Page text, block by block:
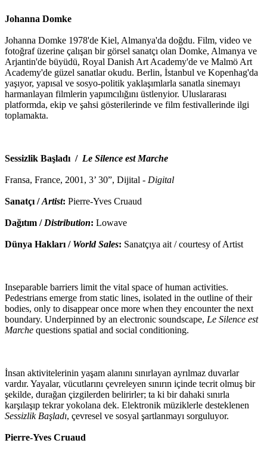
Johanna Domke
Johanna Domke 1978'de Kiel, Almanya'da doğdu. Film, video ve
fotoğraf üzerine çalışan bir görsel sanatçı olan Domke, Almanya ve
Arjantin'de büyüdü, Royal Danish Art Academy'de ve Malmö Art
Academy'de güzel sanatlar okudu. Berlin, İstanbul ve Kopenhag'da
yaşıyor, yapısal ve sosyo-politik yaklaşımlarla sanatla sinemayı
harmanlayan filmlerin yapımcılığını üstlenyior. Uluslararası
platformda, ekip ve şahsi gösterilerinde ve film festivallerinde ilgi
toplamakta.
Sessizlik Başladı / Le Silence est Marche
Fransa, France, 2001, 3’ 30”, Dijital - Digital
Sanatçı /Artist: Pierre-Yves Cruaud
Dağıtım / Distribution: Lowave
Dünya Hakları / World Sales: Sanatçıya ait / courtesy of Artist
Inseparable barriers limit the vital space of human activities.
Pedestrians emerge from static lines, isolated in the outline of their
bodies, only to disappear once more when they encounter the next
boundary. Underpinned by an electronic soundscape, Le Silence est
Marche questions spatial and social conditioning.
İnsan aktivitelerinin yaşam alanını sınırlayan ayrılmaz duvarlar
vardır. Yayalar, vücutlarını çevreleyen sınırın içinde tecrit olmuş bir
şekilde, durağan çizgilerden belirirler; ta ki bir dahaki sınırla
karşılaşıp tekrar yokolana dek. Elektronik müziklerle desteklenen
Sessizlik Başladı, çevresel ve sosyal şartlanmayı sorguluyor.
Pierre-Yves Cruaud